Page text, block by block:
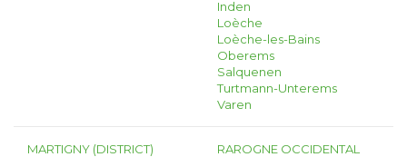
Inden
Loèche
Loèche-les-Bains
Oberems
Salquenen
Turtmann-Unterems
Varen
MARTIGNY (DISTRICT)
RAROGNE OCCIDENTAL